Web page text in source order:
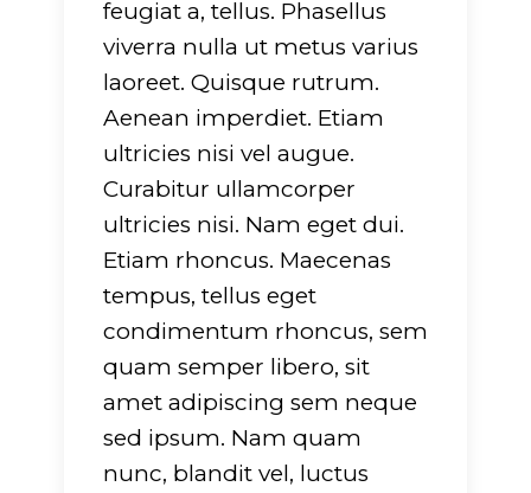
lib/mkdf.functions.php
lib/mkdf.functions.php
glide/apps/opt/public/wp-
themes/evently/framework/lib/
: Undefined array
in
glide/apps/opt/public/wp-
themes/evently/framework/lib/
/srv/users/glide/apps/
content/themes/
on line751
Warning: Undefined
key "extension" in
/srv/users/glide/apps/
content/themes/
on line
feugiat a, tellus. Phasellus
viverra nulla ut metus varius
laoreet. Quisque rutrum.
Aenean imperdiet. Etiam
ultricies nisi vel augue.
Curabitur ullamcorper
ultricies nisi. Nam eget dui.
Etiam rhoncus. Maecenas
tempus, tellus eget
condimentum rhoncus, sem
quam semper libero, sit
amet adipiscing sem neque
sed ipsum. Nam quam
nunc, blandit vel, luctus